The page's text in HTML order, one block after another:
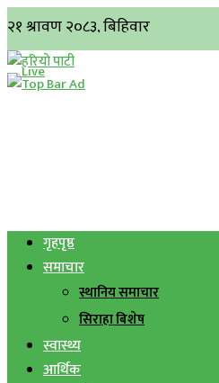
गृहपृष्ठ
समाचार
स्थानिय समाचार
सिराहा बिशेष
स्वास्थ्य
आर्थिक